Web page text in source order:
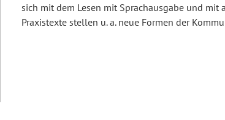
sich mit dem Lesen mit Sprachausgabe und
Praxistexte stellen u. a. neue Formen der